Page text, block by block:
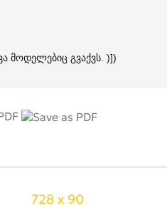
მოდელებიც გვაქვს. )])
728 x 90